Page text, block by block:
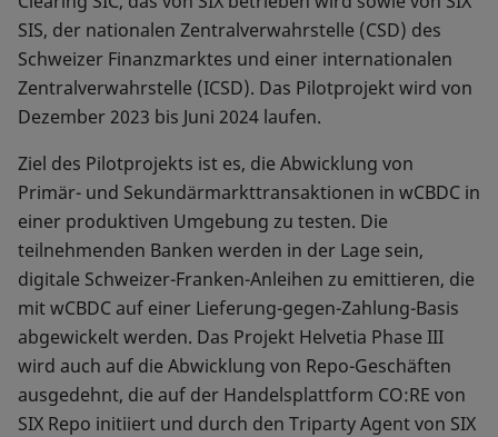
SIS, der nationalen Zentralverwahrstelle (CSD) des
Schweizer Finanzmarktes und einer internationalen
Zentralverwahrstelle (ICSD). Das Pilotprojekt wird von
Dezember 2023 bis Juni 2024 laufen.
Ziel des Pilotprojekts ist es, die Abwicklung von
Primär- und Sekundärmarkttransaktionen in wCBDC in
einer produktiven Umgebung zu testen. Die
teilnehmenden Banken werden in der Lage sein,
digitale Schweizer-Franken-Anleihen zu emittieren, die
mit wCBDC auf einer Lieferung-gegen-Zahlung-Basis
abgewickelt werden. Das Projekt Helvetia Phase III
wird auch auf die Abwicklung von Repo-Geschäften
ausgedehnt, die auf der Handelsplattform CO:RE von
SIX Repo initiiert und durch den Triparty Agent von SIX